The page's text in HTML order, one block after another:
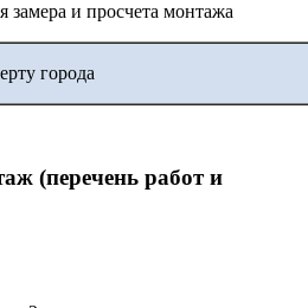
замера и просчета монтажа
города
(перечень работ и